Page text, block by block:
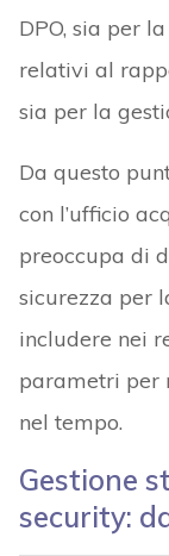
DPO, sia per
relativi al
sia per la
Da questo
con l’ufficio
preoccupa di
sicurezza per
includere nei
parametri per
nel tempo.
Gestione
security: